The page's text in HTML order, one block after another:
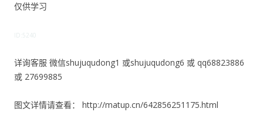
仅供学习
ID:5240
详询客服 微信shujuqudong1 或shujuqudong6 或 qq68823886
或 27699885
图文详情请查看： http://matup.cn/642856251175.html